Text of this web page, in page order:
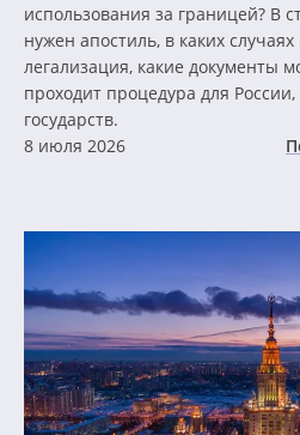
использования за границей? В
нужен апостиль, в каких случаях
легализация, какие документы
проходит процедура для
государств.
8 июля 2026